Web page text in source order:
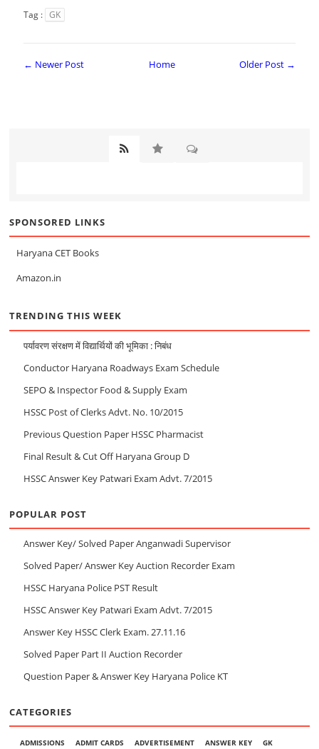
Tag : GK
← Newer Post Older Post →
Home
SPONSORED LINKS
Haryana CET Books
Amazon.in
TRENDING THIS WEEK
पर्यावरण संरक्षण में विद्यार्थियों की भूमिका : निबंध
Conductor Haryana Roadways Exam Schedule
SEPO & Inspector Food & Supply Exam
HSSC Post of Clerks Advt. No. 10/2015
Previous Question Paper HSSC Pharmacist
Final Result & Cut Off Haryana Group D
HSSC Answer Key Patwari Exam Advt. 7/2015
POPULAR POST
Answer Key/ Solved Paper Anganwadi Supervisor
Solved Paper/ Answer Key Auction Recorder Exam
HSSC Haryana Police PST Result
HSSC Answer Key Patwari Exam Advt. 7/2015
Answer Key HSSC Clerk Exam. 27.11.16
Solved Paper Part II Auction Recorder
Question Paper & Answer Key Haryana Police KT
CATEGORIES
ADMISSIONS ADMIT CARDS ADVERTISEMENT ANSWER KEY GK